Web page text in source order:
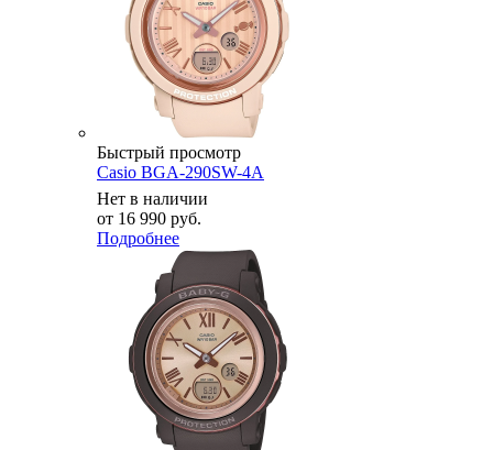
Быстрый просмотр
Casio BGA-290SW-4A
Нет в наличии
от 16 990 руб.
Подробнее